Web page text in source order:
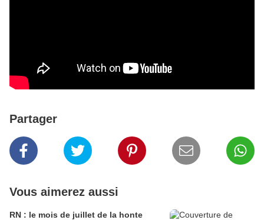
Partager
Vous aimerez aussi
RN : le mois de juillet de la honte